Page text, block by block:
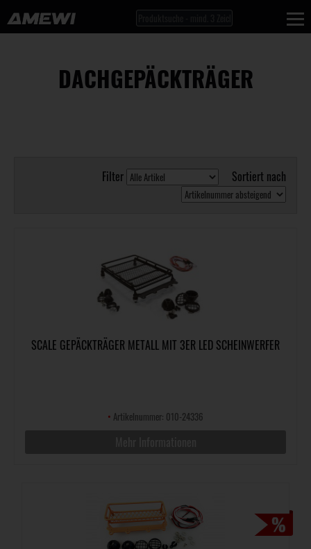
DACHGEPÄCKTRÄGER
Filter Sortiert nach
SCALE GEPÄCKTRÄGER METALL MIT 3ER LED SCHEINWERFER
• Artikelnummer: 010-24336